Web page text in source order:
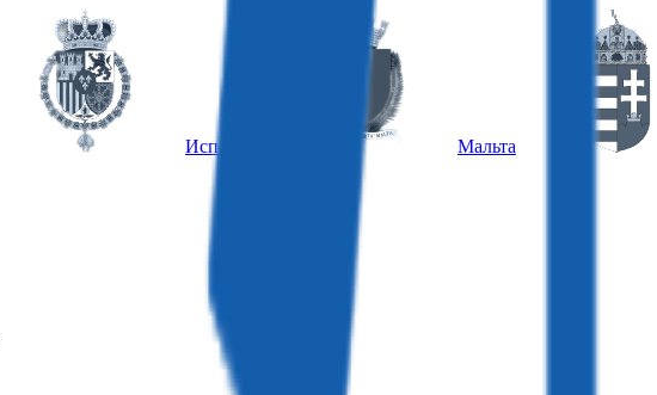
Испания Мальта